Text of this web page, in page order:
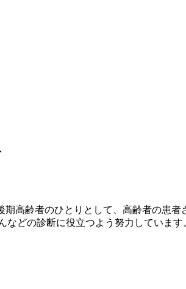
高齢者のひとりとして、高齢者の患
などの診断に役立つよう努力しています